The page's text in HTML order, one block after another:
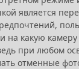
является
на какую
при любом
отменные